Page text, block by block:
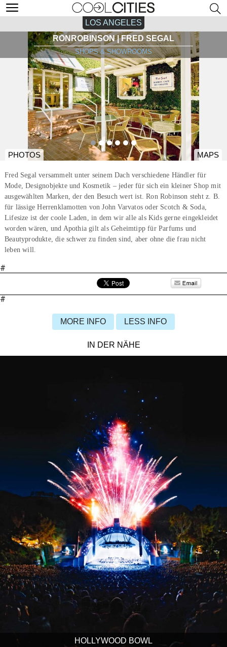
LOS ANGELES
RONROBINSON | FRED SEGAL
SHOPS & SHOWROOMS
PHOTOS MAPS
Fred Segal versammelt unter seinem Dach verschiedene Händler für
Mode, Designobjekte und Kosmetik – jeder für sich ein kleiner Shop mit
ausgewählten Marken, der den Besuch wert ist. Ron Robinson steht z. B.
für lässige Herrenklamotten von John Varvatos oder Scotch & Soda,
Lifesize ist der coole Laden, in dem wir alle als Kids gerne eingekleidet
worden wären, und Apothia gilt als Geheimtipp für Parfums und
Beautyprodukte, die schwer zu finden sind, aber ohne die frau nicht
leben will.
#
#
MORE INFO LESS INFO
IN DER NÄHE
HOLLYWOOD BOWL